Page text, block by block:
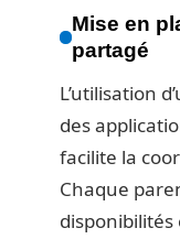
Mise en
partagé
L’utilisation
des
facilite la
Chaque
disponibilités